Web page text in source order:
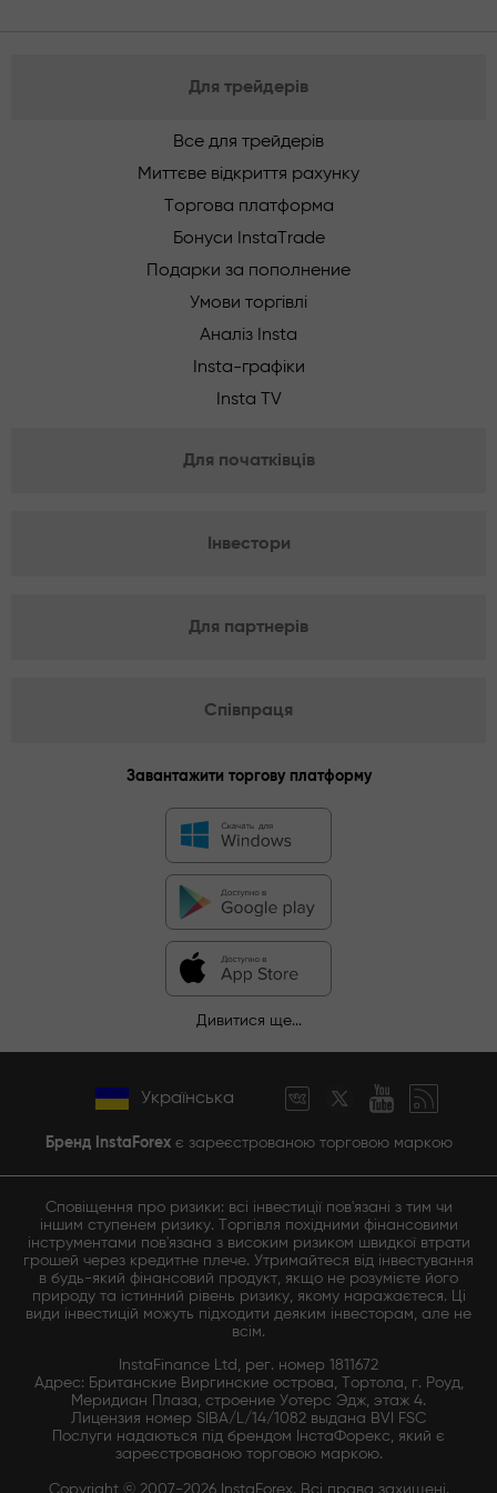
Для трейдерів
Все для трейдерів
Миттєве відкриття рахунку
Торгова платформа
Бонуси InstaTrade
Подарки за пополнение
Умови торгівлі
Аналіз Insta
Insta-графіки
Insta TV
Для початківців
Інвестори
Для партнерів
Співпраця
Завантажити торгову платформу
Дивитися ще...
Українська
Бренд InstaForexє зареєстрованою торговою маркою
Сповіщення про ризики: всі інвестиції пов'язані з тим чи
іншим ступенем ризику. Торгівля похідними фінансовими
інструментами пов'язана з високим ризиком швидкої втрати
грошей через кредитне плече. Утримайтеся від інвестування
в будь-який фінансовий продукт, якщо не розумієте його
природу та істинний рівень ризику, якому наражаєтеся. Ці
види інвестицій можуть підходити деяким інвесторам, але не
всім.
InstaFinance Ltd, рег. номер 1811672
Адрес: Британские Виргинские острова, Тортола, г. Роуд,
Меридиан Плаза, строение Уотерс Эдж, этаж 4.
Лицензия номер SIBA/L/14/1082 выдана BVI FSC
Послуги надаються під брендом ІнстаФорекс, який є
зареєстрованою торговою маркою.
Copyright © 2007-2026 InstaForex. Всі права захищені.